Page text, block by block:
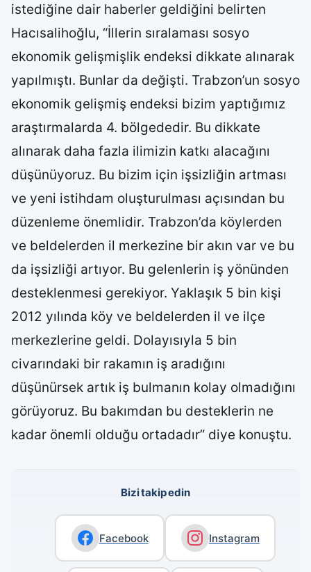
istediğine dair haberler geldiğini belirten
Hacısalihoğlu, “İllerin sıralaması sosyo
ekonomik gelişmişlik endeksi dikkate alınarak
yapılmıştı. Bunlar da değişti. Trabzon’un sosyo
ekonomik gelişmiş endeksi bizim yaptığımız
araştırmalarda 4. bölgededir. Bu dikkate
alınarak daha fazla ilimizin katkı alacağını
düşünüyoruz. Bu bizim için işsizliğin artması
ve yeni istihdam oluşturulması açısından bu
düzenleme önemlidir. Trabzon’da köylerden
ve beldelerden il merkezine bir akın var ve bu
da işsizliği artıyor. Bu gelenlerin iş yönünden
desteklenmesi gerekiyor. Yaklaşık 5 bin kişi
2012 yılında köy ve beldelerden il ve ilçe
merkezlerine geldi. Dolayısıyla 5 bin
civarındaki bir rakamın iş aradığını
düşünürsek artık iş bulmanın kolay olmadığını
görüyoruz. Bu bakımdan bu desteklerin ne
kadar önemli olduğu ortadadır” diye konuştu.
Bizi takip edin
Facebook Instagram